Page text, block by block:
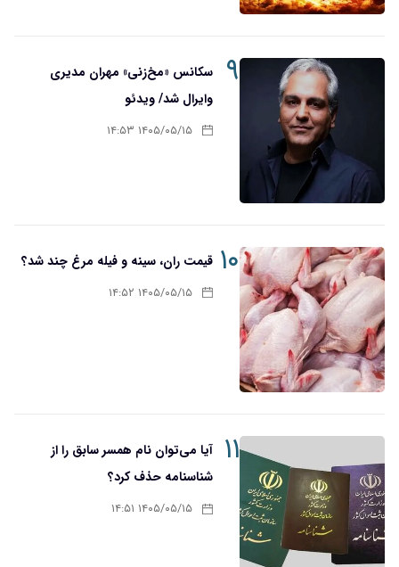
۹
سکانس «مخ‌زنی» مهران مدیری
وایرال شد/ ویدئو
۱۴۰۵/۰۵/۱۵ ۱۴:۵۳
۱۰ قیمت ران، سینه و فیله مرغ چند شد؟
۱۴۰۵/۰۵/۱۵ ۱۴:۵۲
۱۱
آیا می‌توان نام همسر سابق را از
شناسنامه حذف کرد؟
۱۴۰۵/۰۵/۱۵ ۱۴:۵۱